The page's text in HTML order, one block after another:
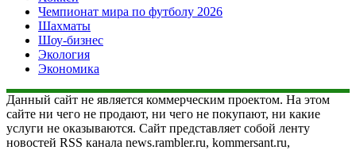
Чемпионат мира по футболу 2026
Шахматы
Шоу-бизнес
Экология
Экономика
Данный сайт не является коммерческим проектом. На этом
сайте ни чего не продают, ни чего не покупают, ни какие
услуги не оказываются. Сайт представляет собой ленту
новостей RSS канала news.rambler.ru, kommersant.ru,